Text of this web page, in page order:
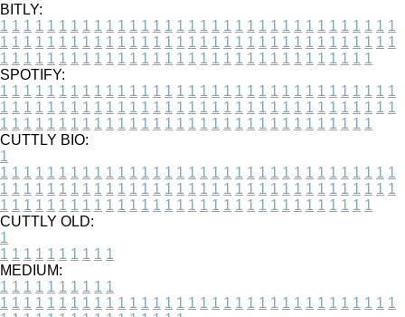
BITLY:
1 1 1 1 1 1 1 1 1 1 1 1 1 1 1 1 1 1 1 1 1 1 1 1 1 1 1 1 1 1 1 1 1 1
1 1 1 1 1 1 1 1 1 1 1 1 1 1 1 1 1 1 1 1 1 1 1 1 1 1 1 1 1 1 1 1 1 1
1 1 1 1 1 1 1 1 1 1 1 1 1 1 1 1 1 1 1 1 1 1 1 1 1 1 1 1 1 1 1 1
SPOTIFY:
1 1 1 1 1 1 1 1 1 1 1 1 1 1 1 1 1 1 1 1 1 1 1 1 1 1 1 1 1 1 1 1 1 1
1 1 1 1 1 1 1 1 1 1 1 1 1 1 1 1 1 1 1 1 1 1 1 1 1 1 1 1 1 1 1 1 1 1
1 1 1 1 1 1 1 1 1 1 1 1 1 1 1 1 1 1 1 1 1 1 1 1 1 1 1 1 1 1 1 1
CUTTLY BIO:
1
1 1 1 1 1 1 1 1 1 1 1 1 1 1 1 1 1 1 1 1 1 1 1 1 1 1 1 1 1 1 1 1 1 1
1 1 1 1 1 1 1 1 1 1 1 1 1 1 1 1 1 1 1 1 1 1 1 1 1 1 1 1 1 1 1 1 1 1
1 1 1 1 1 1 1 1 1 1 1 1 1 1 1 1 1 1 1 1 1 1 1 1 1 1 1 1 1 1 1 1
CUTTLY OLD:
1
1 1 1 1 1 1 1 1 1 1
MEDIUM:
1 1 1 1 1 1 1 1 1 1
1 1 1 1 1 1 1 1 1 1 1 1 1 1 1 1 1 1 1 1 1 1 1 1 1 1 1 1 1 1 1 1 1 1